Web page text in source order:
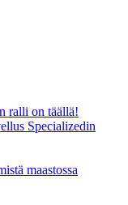
ralli on täällä!
Specializedin
maastossa